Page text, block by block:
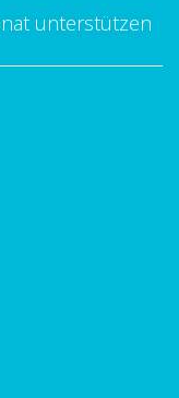
unterstützen